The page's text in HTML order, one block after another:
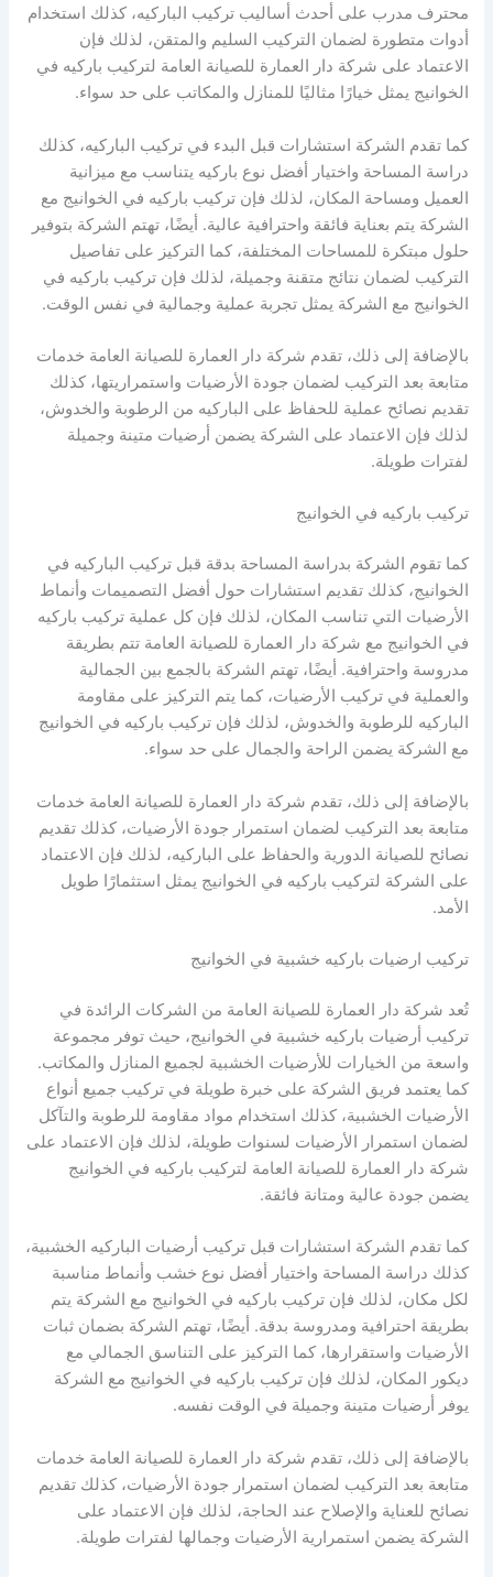
محترف مدرب على أحدث أساليب تركيب الباركيه، كذلك استخدام
أدوات متطورة لضمان التركيب السليم والمتقن، لذلك فإن
الاعتماد على شركة دار العمارة للصيانة العامة لتركيب باركيه في
الخوانيج يمثل خيارًا مثاليًا للمنازل والمكاتب على حد سواء.
كما تقدم الشركة استشارات قبل البدء في تركيب الباركيه، كذلك
دراسة المساحة واختيار أفضل نوع باركيه يتناسب مع ميزانية
العميل ومساحة المكان، لذلك فإن تركيب باركيه في الخوانيج مع
الشركة يتم بعناية فائقة واحترافية عالية. أيضًا، تهتم الشركة بتوفير
حلول مبتكرة للمساحات المختلفة، كما التركيز على تفاصيل
التركيب لضمان نتائج متقنة وجميلة، لذلك فإن تركيب باركيه في
الخوانيج مع الشركة يمثل تجربة عملية وجمالية في نفس الوقت.
بالإضافة إلى ذلك، تقدم شركة دار العمارة للصيانة العامة خدمات
متابعة بعد التركيب لضمان جودة الأرضيات واستمراريتها، كذلك
تقديم نصائح عملية للحفاظ على الباركيه من الرطوبة والخدوش،
لذلك فإن الاعتماد على الشركة يضمن أرضيات متينة وجميلة
لفترات طويلة.
تركيب باركيه في الخوانيج
كما تقوم الشركة بدراسة المساحة بدقة قبل تركيب الباركيه في
الخوانيج، كذلك تقديم استشارات حول أفضل التصميمات وأنماط
الأرضيات التي تناسب المكان، لذلك فإن كل عملية تركيب باركيه
في الخوانيج مع شركة دار العمارة للصيانة العامة تتم بطريقة
مدروسة واحترافية. أيضًا، تهتم الشركة بالجمع بين الجمالية
والعملية في تركيب الأرضيات، كما يتم التركيز على مقاومة
الباركيه للرطوبة والخدوش، لذلك فإن تركيب باركيه في الخوانيج
مع الشركة يضمن الراحة والجمال على حد سواء.
بالإضافة إلى ذلك، تقدم شركة دار العمارة للصيانة العامة خدمات
متابعة بعد التركيب لضمان استمرار جودة الأرضيات، كذلك تقديم
نصائح للصيانة الدورية والحفاظ على الباركيه، لذلك فإن الاعتماد
على الشركة لتركيب باركيه في الخوانيج يمثل استثمارًا طويل
الأمد.
تركيب ارضيات باركيه خشبية في الخوانيج
تُعد شركة دار العمارة للصيانة العامة من الشركات الرائدة في
تركيب أرضيات باركيه خشبية في الخوانيج، حيث توفر مجموعة
واسعة من الخيارات للأرضيات الخشبية لجميع المنازل والمكاتب.
كما يعتمد فريق الشركة على خبرة طويلة في تركيب جميع أنواع
الأرضيات الخشبية، كذلك استخدام مواد مقاومة للرطوبة والتآكل
لضمان استمرار الأرضيات لسنوات طويلة، لذلك فإن الاعتماد على
شركة دار العمارة للصيانة العامة لتركيب باركيه في الخوانيج
يضمن جودة عالية ومتانة فائقة.
كما تقدم الشركة استشارات قبل تركيب أرضيات الباركيه الخشبية،
كذلك دراسة المساحة واختيار أفضل نوع خشب وأنماط مناسبة
لكل مكان، لذلك فإن تركيب باركيه في الخوانيج مع الشركة يتم
بطريقة احترافية ومدروسة بدقة. أيضًا، تهتم الشركة بضمان ثبات
الأرضيات واستقرارها، كما التركيز على التناسق الجمالي مع
ديكور المكان، لذلك فإن تركيب باركيه في الخوانيج مع الشركة
يوفر أرضيات متينة وجميلة في الوقت نفسه.
بالإضافة إلى ذلك، تقدم شركة دار العمارة للصيانة العامة خدمات
متابعة بعد التركيب لضمان استمرار جودة الأرضيات، كذلك تقديم
نصائح للعناية والإصلاح عند الحاجة، لذلك فإن الاعتماد على
الشركة يضمن استمرارية الأرضيات وجمالها لفترات طويلة.